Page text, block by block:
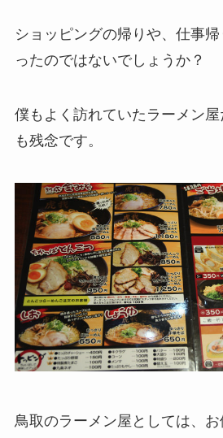
ショッピングの帰りや、仕事
ったのではないでしょうか？
僕もよく訪れていたラーメン
も残念です。
鳥取のラーメン屋としては、